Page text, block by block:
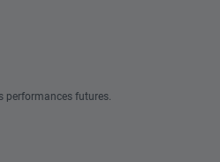
performances futures.